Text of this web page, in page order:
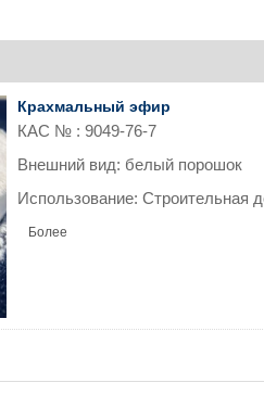
Крахмальный эфир
КАС № : 9049-76-7
Внешний вид: белый порошок
Использование: Строительная
Более